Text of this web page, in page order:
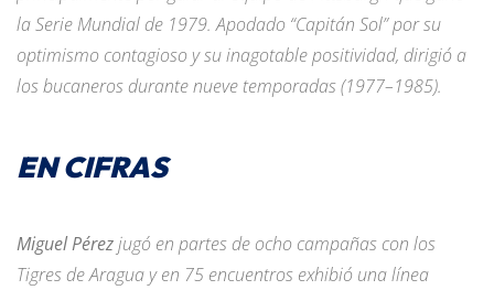
la Serie Mundial de 1979. Apodado “Capitán Sol” por su
optimismo contagioso y su inagotable positividad, dirigió a
los bucaneros durante nueve temporadas (1977–1985).
EN CIFRAS
Miguel Pérezjugó en partes de ocho campañas con los
Tigres de Aragua y en 75 encuentros exhibió una línea